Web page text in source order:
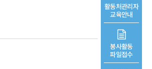
활동처관리자
교육안내
봉사활동
파일접수